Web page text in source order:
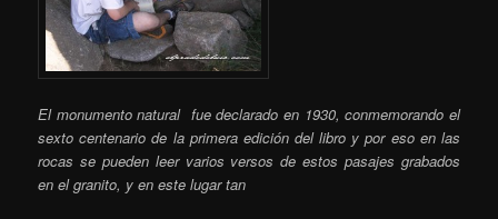
El monumento natural fue declarado en 1930, conmemorando el
sexto centenario de la primera edición del libro y por eso en las
rocas se pueden leer varios versos de estos pasajes grabados
en el granito, y en este lugar tan